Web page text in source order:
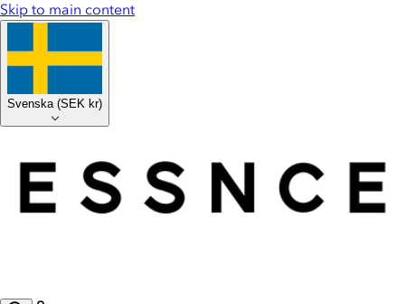
Skip to main content
Svenska (SEK kr)